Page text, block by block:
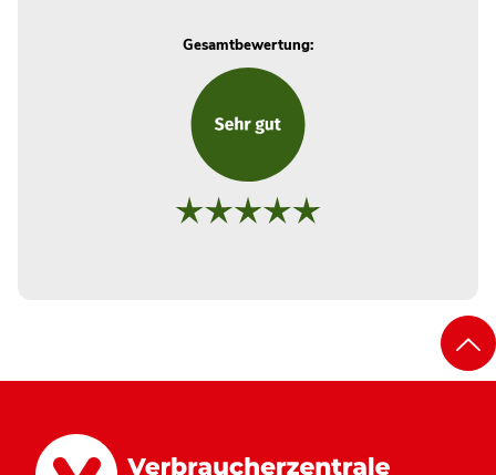
Gesamtbewertung: